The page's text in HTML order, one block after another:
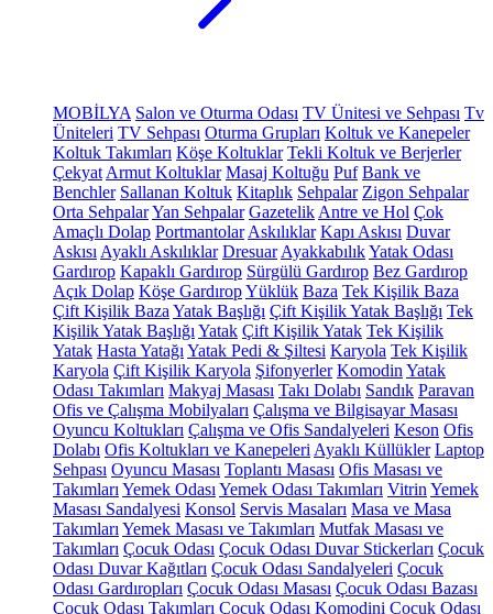
MOBİLYA Salon ve Oturma Odası TV Ünitesi ve Sehpası Tv
Üniteleri TV Sehpası Oturma Grupları Koltuk ve Kanepeler
Koltuk Takımları Köşe Koltuklar Tekli Koltuk ve Berjerler
Çekyat Armut Koltuklar Masaj Koltuğu Puf Bank ve
Benchler Sallanan Koltuk Kitaplık Sehpalar Zigon Sehpalar
Orta SehpalarYan Sehpalar Gazetelik Antre ve Hol Çok
Amaçlı Dolap Portmantolar Askılıklar Kapı Askısı Duvar
Askısı Ayaklı Askılıklar Dresuar AyakkabılıkYatak Odası
Gardırop Kapaklı Gardırop Sürgülü Gardırop Bez Gardırop
Açık Dolap Köşe GardıropYüklük Baza Tek Kişilik Baza
Çift Kişilik Baza Yatak Başlığı Çift Kişilik Yatak Başlığı Tek
Kişilik Yatak Başlığı Yatak Çift Kişilik Yatak Tek Kişilik
Yatak Hasta Yatağı Yatak Pedi & Şiltesi Karyola Tek Kişilik
Karyola Çift Kişilik Karyola Şifonyerler Komodin Yatak
Odası Takımları Makyaj Masası Takı Dolabı Sandık Paravan
Ofis ve Çalışma Mobilyaları Çalışma ve Bilgisayar Masası
Oyuncu Koltukları Çalışma ve Ofis Sandalyeleri Keson Ofis
Dolabı Ofis Koltukları ve Kanepeleri Ayaklı Küllükler Laptop
Sehpası Oyuncu Masası Toplantı Masası Ofis Masası ve
Takımları Yemek Odası Yemek Odası Takımları Vitrin Yemek
Masası Sandalyesi Konsol Servis Masaları Masa ve Masa
Takımları Yemek Masası ve Takımları Mutfak Masası ve
Takımları Çocuk Odası Çocuk Odası Duvar Stickerları Çocuk
Odası Duvar Kağıtları Çocuk Odası Sandalyeleri Çocuk
Odası Gardıropları Çocuk Odası Masası Çocuk Odası Bazası
Çocuk Odası Takımları Çocuk Odası Komodini Çocuk Odası